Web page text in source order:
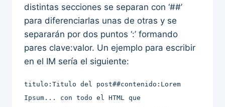
distintas secciones se separan con ‘##’
para diferenciarlas unas de otras y se
separarán por dos puntos ‘:’ formando
pares clave:valor. Un ejemplo para escribir
en el IM sería el siguiente:
titulo:Titulo del post##contenido:Lorem
Ipsum... con todo el HTML que